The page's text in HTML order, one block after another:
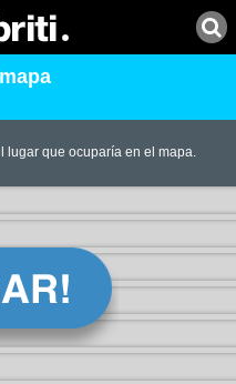
lugar que ocuparía en el mapa.